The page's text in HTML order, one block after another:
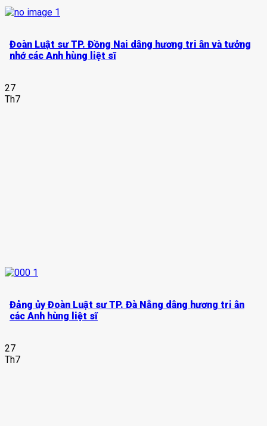
Đoàn Luật sư TP. Đồng Nai dâng hương tri ân và tưởng
nhớ các Anh hùng liệt sĩ
27
Th7
Đảng ủy Đoàn Luật sư TP. Đà Nẵng dâng hương tri ân
các Anh hùng liệt sĩ
27
Th7